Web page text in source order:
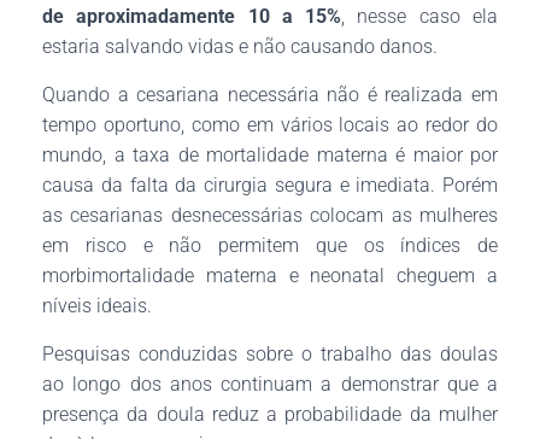
de aproximadamente 10 a 15% , nesse caso ela
estaria salvando vidas e não causando danos.
Quando a cesariana necessária não é realizada em
tempo oportuno, como em vários locais ao redor do
mundo, a taxa de mortalidade materna é maior por
causa da falta da cirurgia segura e imediata. Porém
as cesarianas desnecessárias colocam as mulheres
em risco e não permitem que os índices de
morbimortalidade materna e neonatal cheguem a
níveis ideais.
Pesquisas conduzidas sobre o trabalho das doulas
ao longo dos anos continuam a demonstrar que a
presença da doula reduz a probabilidade da mulher